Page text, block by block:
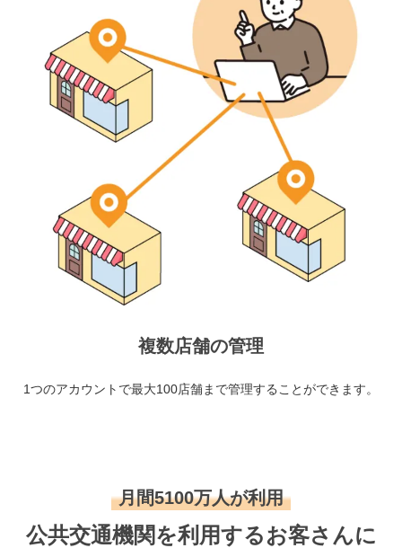
複数店舗の管理
1つのアカウントで最大100店舗まで管理することができます。
月間5100万人が利用
公共交通機関を利用するお客さんに